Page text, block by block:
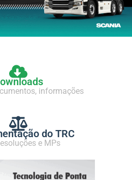
informações
do TRC
e MPs